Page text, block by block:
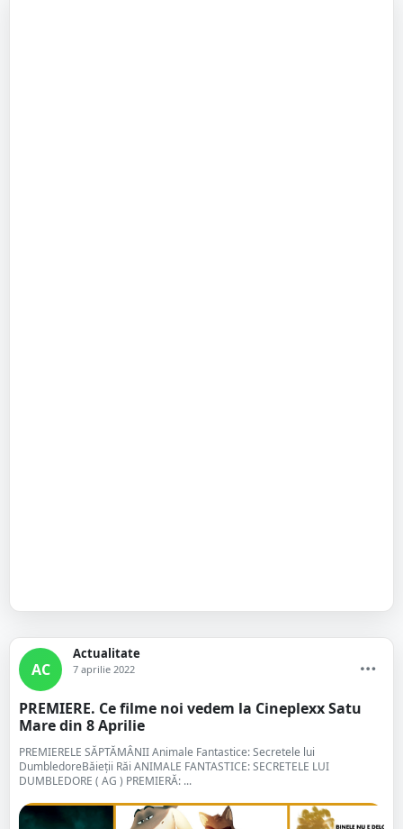
AC
Actualitate
7 aprilie 2022
PREMIERE. Ce filme noi vedem la Cineplexx Satu
Mare din 8 Aprilie
PREMIERELE SĂPTĂMÂNII Animale Fantastice: Secretele lui
DumbledoreBăieții Răi ANIMALE FANTASTICE: SECRETELE LUI
DUMBLEDORE ( AG ) PREMIERĂ: ...